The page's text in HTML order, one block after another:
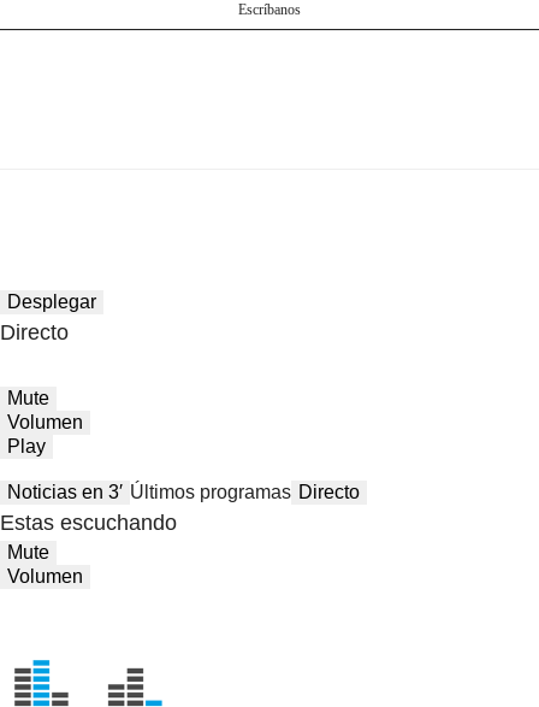
Escríbanos
Desplegar
Directo
Mute
Volumen
Play
Noticias en 3′ Últimos programas Directo
Estas escuchando
Mute
Volumen